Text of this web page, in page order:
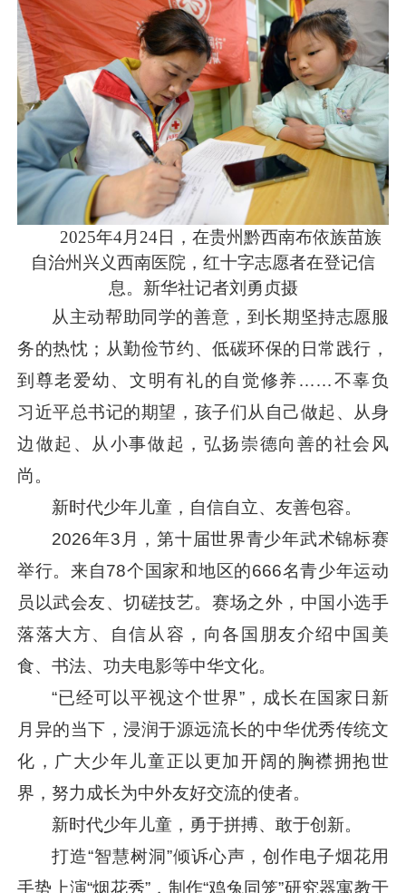
2025年4月24日，在贵州黔西南布依族苗族
自治州兴义西南医院，红十字志愿者在登记信
息。新华社记者刘勇贞摄
从主动帮助同学的善意，到长期坚持志愿服
务的热忱；从勤俭节约、低碳环保的日常践行，
到尊老爱幼、文明有礼的自觉修养……不辜负
习近平总书记的期望，孩子们从自己做起、从身
边做起、从小事做起，弘扬崇德向善的社会风
尚。
新时代少年儿童，自信自立、友善包容。
2026年3月，第十届世界青少年武术锦标赛
举行。来自78个国家和地区的666名青少年运动
员以武会友、切磋技艺。赛场之外，中国小选手
落落大方、自信从容，向各国朋友介绍中国美
食、书法、功夫电影等中华文化。
“已经可以平视这个世界”，成长在国家日新
月异的当下，浸润于源远流长的中华优秀传统文
化，广大少年儿童正以更加开阔的胸襟拥抱世
界，努力成长为中外友好交流的使者。
新时代少年儿童，勇于拼搏、敢于创新。
打造“智慧树洞”倾诉心声，创作电子烟花用
手势上演“烟花秀”，制作“鸡兔同笼”研究器寓教于